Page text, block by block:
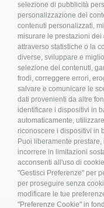
selezione di pubblicità
personalizzazione dei
contenuti personalizzati,
misurare le prestazioni
attraverso statistiche o la
diverse, sviluppare e
selezione dei contenuti,
frodi, correggere errori,
salvare e comunicare le
dati provenienti da altre
identificare i dispositivi in
automaticamente,
riconoscere i dispositivi in
Puoi liberamente
incorrere in limitazioni
acconsenti all'uso di
"Gestisci Preferenze" per
per proseguire senza
modificare le tue
"Preferenze Cookie" in
Orari sede
8.00 / 12.00
13.30 / 17.30
Specialisti
Distributori per il
Raccorderia e
Sistemi di
Condizioni
Privacy Policy
Cookies
Compliance
Etichettatura